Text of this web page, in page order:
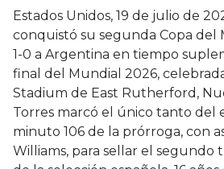
Estados Unidos, 19 de julio de
conquistó su segunda Copa
1-0 a Argentina en tiempo
final del Mundial 2026,
Stadium de East Rutherford,
Torres marcó el único tanto del
minuto 106 de la prórroga, con
Williams, para sellar el segundo